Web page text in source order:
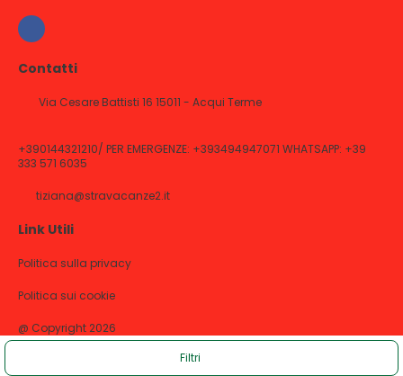
Filtri
Contatti
Via Cesare Battisti 16 15011 - Acqui Terme
+390144321210/ PER EMERGENZE: +393494947071 WHATSAPP: +39
333 571 6035
tiziana@stravacanze2.it
Link Utili
Politica sulla privacy
Politica sui cookie
@ Copyright 2026